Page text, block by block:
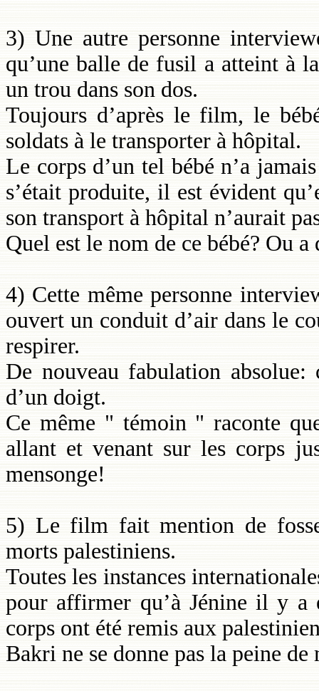
3) Une autre personne
qu’une balle de fusil a atteint à
un trou dans son dos.
Toujours d’après le film, le
soldats à le transporter à hôpital.
Le corps d’un tel bébé n’a
s’était produite, il est évident
son transport à hôpital n’aurait
Quel est le nom de ce bébé? Ou a
4) Cette même personne
ouvert un conduit d’air dans le
respirer.
De nouveau fabulation
d’un doigt.
Ce même " témoin " raconte
allant et venant sur les corps
mensonge!
5) Le film fait mention de
morts palestiniens.
Toutes les instances
pour affirmer qu’à Jénine il y a
corps ont été remis aux
Bakri ne se donne pas la peine